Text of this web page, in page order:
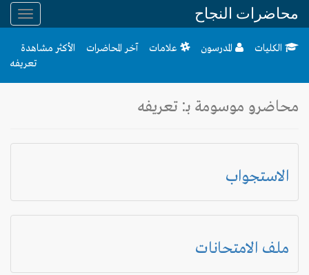
محاضرات النجاح
الكليات المدرسون علامات آخر المحاضرات
الأكثر مشاهدة
تعريفه
محاضرو موسومة بـ: تعريفه
الاستجواب
ملف الامتحانات